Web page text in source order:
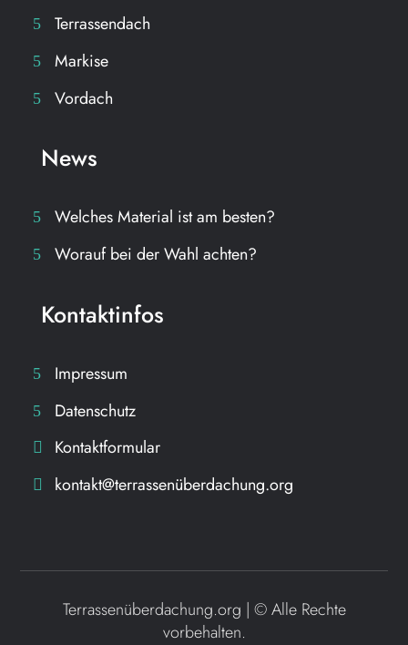
Terrassendach
Markise
Vordach
News
Welches Material ist am besten?
Worauf bei der Wahl achten?
Kontaktinfos
Impressum
Datenschutz
Kontaktformular
kontakt@terrassenüberdachung.org
Terrassenüberdachung.org | ©Alle Rechte
vorbehalten.